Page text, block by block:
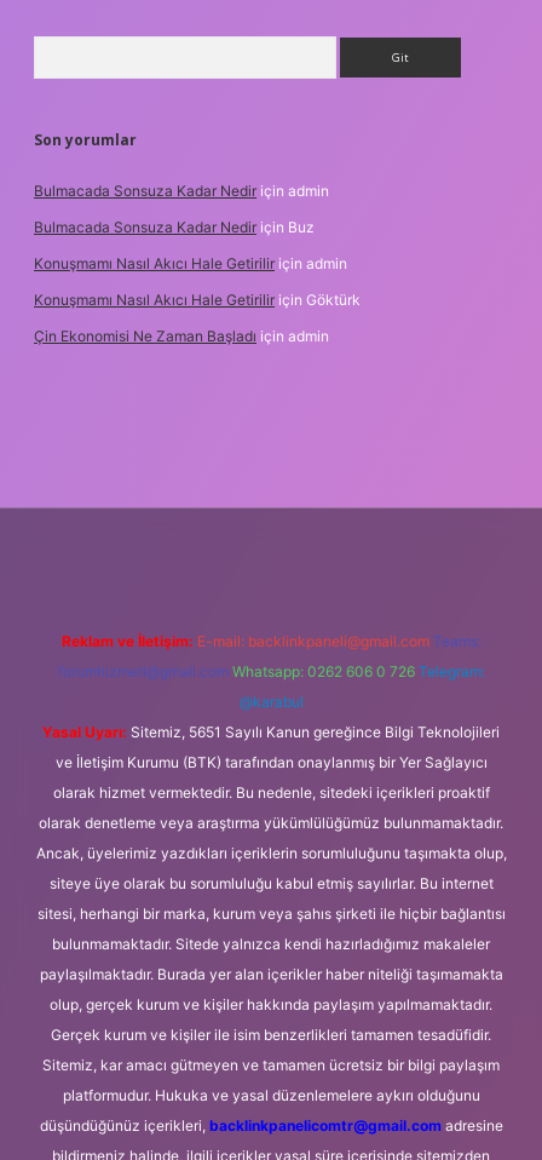
Son yorumlar
Bulmacada Sonsuza Kadar Nedir için admin
Bulmacada Sonsuza Kadar Nedir için Buz
Konuşmamı Nasıl Akıcı Hale Getirilir için admin
Konuşmamı Nasıl Akıcı Hale Getirilir için Göktürk
Çin Ekonomisi Ne Zaman Başladı için admin
Reklam ve İletişim: E-mail: backlinkpaneli@gmail.com Teams:
forumhizmeti@gmail.com Whatsapp: 0262 606 0 726 Telegram:
@karabul
Yasal Uyarı: Sitemiz, 5651 Sayılı Kanun gereğince Bilgi Teknolojileri
ve İletişim Kurumu (BTK) tarafından onaylanmış bir Yer Sağlayıcı
olarak hizmet vermektedir. Bu nedenle, sitedeki içerikleri proaktif
olarak denetleme veya araştırma yükümlülüğümüz bulunmamaktadır.
Ancak, üyelerimiz yazdıkları içeriklerin sorumluluğunu taşımakta olup,
siteye üye olarak bu sorumluluğu kabul etmiş sayılırlar. Bu internet
sitesi, herhangi bir marka, kurum veya şahıs şirketi ile hiçbir bağlantısı
bulunmamaktadır. Sitede yalnızca kendi hazırladığımız makaleler
paylaşılmaktadır. Burada yer alan içerikler haber niteliği taşımamakta
olup, gerçek kurum ve kişiler hakkında paylaşım yapılmamaktadır.
Gerçek kurum ve kişiler ile isim benzerlikleri tamamen tesadüfidir.
Sitemiz, kar amacı gütmeyen ve tamamen ücretsiz bir bilgi paylaşım
platformudur. Hukuka ve yasal düzenlemelere aykırı olduğunu
düşündüğünüz içerikleri, backlinkpanelicomtr@gmail.comadresine
bildirmeniz halinde, ilgili içerikler yasal süre içerisinde sitemizden